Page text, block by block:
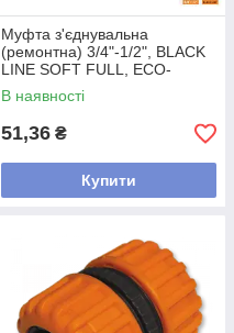
Муфта з'єднувальна
(ремонтна) 3/4"-1/2", BLACK
LINE SOFT FULL, ECO-
PWBS2101
В наявності
51,36 ₴
Купити